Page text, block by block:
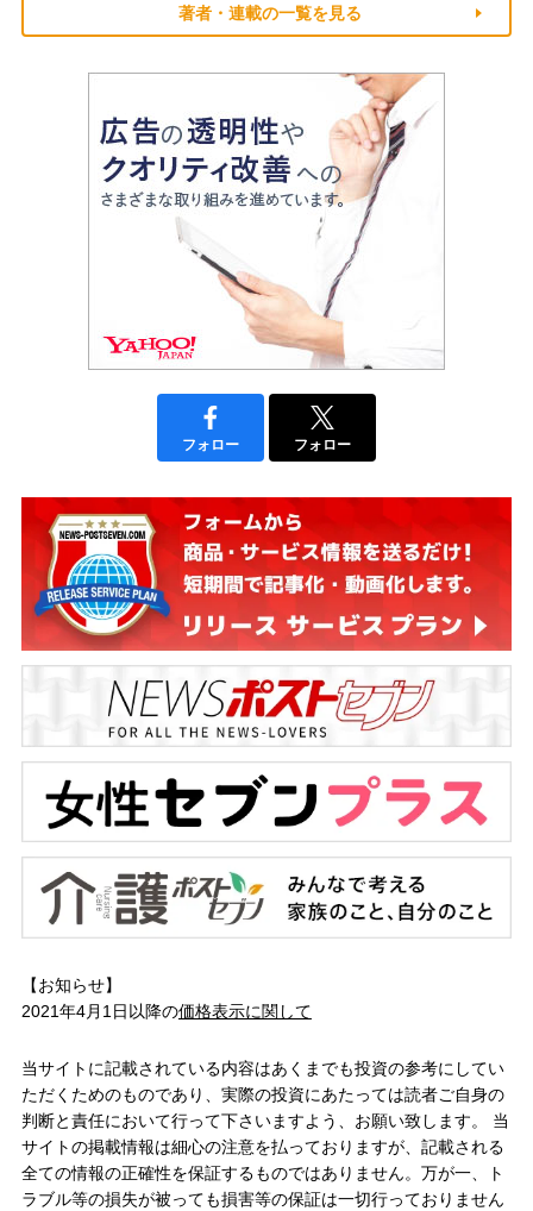
著者・連載の一覧を見る
フォロー フォロー
【お知らせ】
2021年4月1日以降の価格表示に関して
当サイトに記載されている内容はあくまでも投資の参考にしてい
ただくためのものであり、実際の投資にあたっては読者ご自身の
判断と責任において行って下さいますよう、お願い致します。 当
サイトの掲載情報は細心の注意を払っておりますが、記載される
全ての情報の正確性を保証するものではありません。万が一、ト
ラブル等の損失が被っても損害等の保証は一切行っておりません